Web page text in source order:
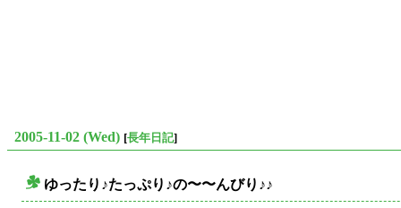
2005-11-02 (Wed) [長年日記]
ゆったり♪たっぷり♪の〜〜んびり♪♪